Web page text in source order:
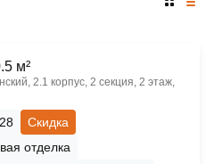
м²
2.1 корпус, 2 секция, 2 этаж,
Скидка
отделка